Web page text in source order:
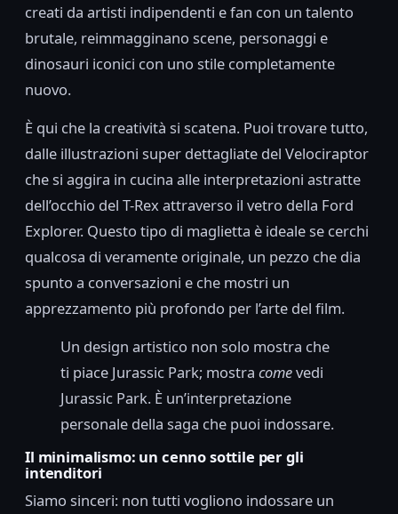
creati da artisti indipendenti e fan con un talento
brutale, reimmagginano scene, personaggi e
dinosauri iconici con uno stile completamente
nuovo.
È qui che la creatività si scatena. Puoi trovare tutto,
dalle illustrazioni super dettagliate del Velociraptor
che si aggira in cucina alle interpretazioni astratte
dell’occhio del T-Rex attraverso il vetro della Ford
Explorer. Questo tipo di maglietta è ideale se cerchi
qualcosa di veramente originale, un pezzo che dia
spunto a conversazioni e che mostri un
apprezzamento più profondo per l’arte del film.
Un design artistico non solo mostra che
ti piace Jurassic Park; mostra comevedi
Jurassic Park. È un’interpretazione
personale della saga che puoi indossare.
Il minimalismo: un cenno sottile per gli
intenditori
Siamo sinceri: non tutti vogliono indossare un